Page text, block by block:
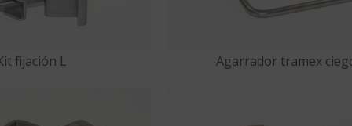
fijación L Agarrador tramex